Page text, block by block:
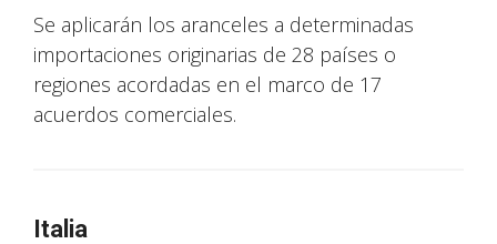
Se aplicarán los aranceles a determinadas
importaciones originarias de 28 países o
regiones acordadas en el marco de 17
acuerdos comerciales.
Italia